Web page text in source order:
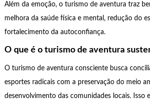
Além da emoção, o turismo de aventura traz
melhora da saúde física e mental, redução do
fortalecimento da autoconfiança.
O que é o turismo de aventura
O turismo de aventura consciente busca
esportes radicais com a preservação do meio
desenvolvimento das comunidades locais. Isso